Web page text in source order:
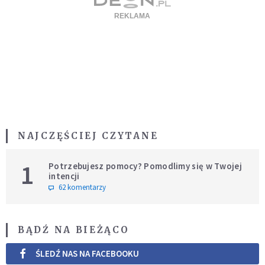
NAJCZĘŚCIEJ CZYTANE
1
Potrzebujesz pomocy? Pomodlimy się w Twojej
intencji
62 komentarzy
BĄDŹ NA BIEŻĄCO
ŚLEDŹ NAS NA FACEBOOKU